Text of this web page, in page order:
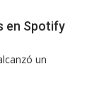
en Spotify
un